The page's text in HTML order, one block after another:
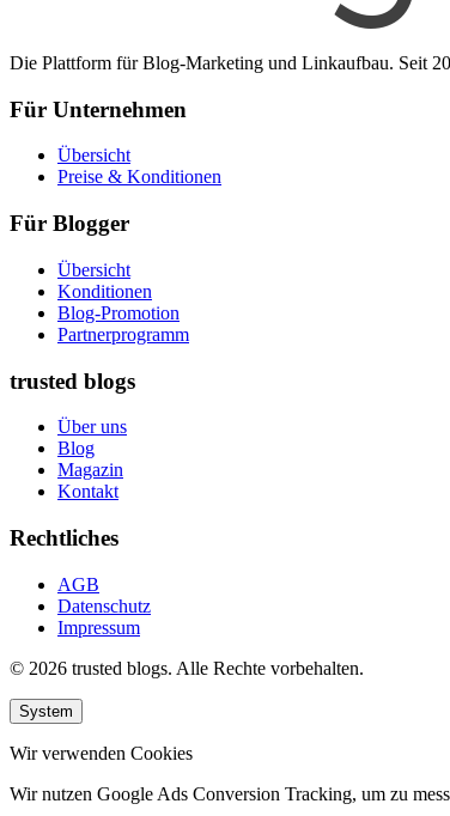
Die Plattform für Blog-Marketing und Linkaufbau. Seit
Für Unternehmen
Übersicht
Preise & Konditionen
Für Blogger
Übersicht
Konditionen
Blog-Promotion
Partnerprogramm
trusted blogs
Über uns
Blog
Magazin
Kontakt
Rechtliches
AGB
Datenschutz
Impressum
© 2026 trusted blogs. Alle Rechte vorbehalten.
System
Wir verwenden Cookies
Wir nutzen Google Ads Conversion Tracking, um zu